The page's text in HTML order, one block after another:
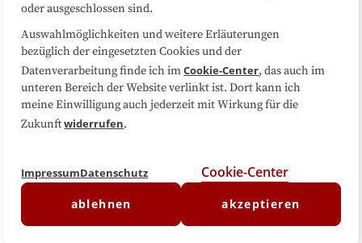
oder ausgeschlossen sind.
Auswahlmöglichkeiten und weitere Erläuterungen
bezüglich der eingesetzten Cookies und der
Datenverarbeitung finde ich imCookie-Center, das auch im
unteren Bereich der Website verlinkt ist. Dort kann ich
meine Einwilligung auch jederzeit mit Wirkung für die
Zukunftwiderrufen.
ImpressumDatenschutz Cookie-Center
ablehnen akzeptieren